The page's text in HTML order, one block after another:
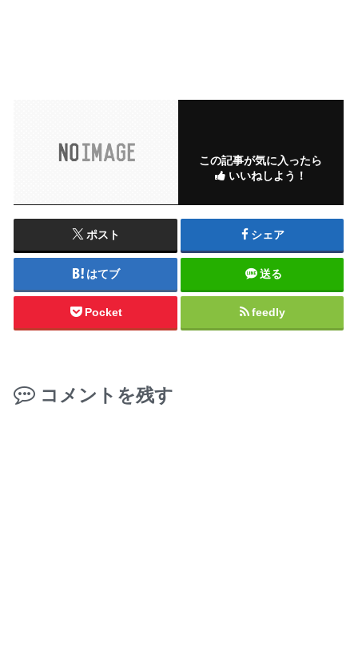
この記事が気に入ったら
いいねしよう！
ポスト シェア
はてブ 送る
Pocket feedly
コメントを残す